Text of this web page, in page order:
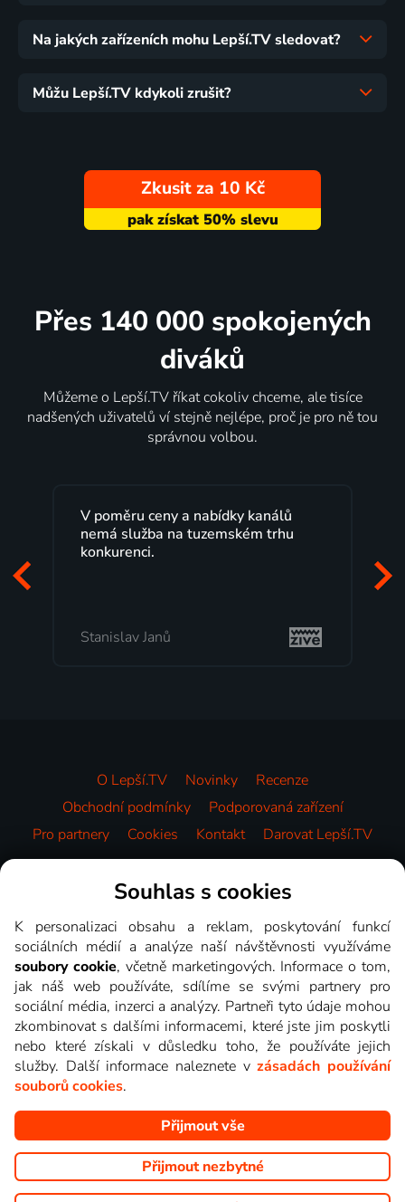
Na jakých zařízeních mohu Lepší.TV sledovat?
Můžu Lepší.TV kdykoli zrušit?
Zkusit za 10 Kč
Přes 140 000 spokojených
diváků
Můžeme o Lepší.TV říkat cokoliv chceme, ale tisíce
nadšených uživatelů ví stejně nejlépe, proč je pro ně tou
správnou volbou.
Lepší.TV sleduji už několik let s
maximální spokojeností. Velký výběr
programů a nemuset běžet k TV na
začátek programu, to je přesně to, co
Milada Tomešová
O Lepší.TV Novinky
Recenze
Obchodní podmínky
Podporovaná zařízení
Pro partnery
Cookies Kontakt Darovat Lepší.TV
Videotéka
Copyright © goNET s.r.o. Na tomto webu jsou zobrazovány
obrázky z pořadů TV stanic, které můžete sledovat v Lepší.TV.
Souhlas s cookies
K personalizaci obsahu a reklam, poskytování funkcí
sociálních médií a analýze naší návštěvnosti využíváme
soubory cookie, včetně marketingových. Informace o tom,
jak náš web používáte, sdílíme se svými partnery pro
sociální média, inzerci a analýzy. Partneři tyto údaje mohou
zkombinovat s dalšími informacemi, které jste jim poskytli
nebo které získali v důsledku toho, že používáte jejich
služby. Další informace naleznete vzásadách používání
souborů cookies.
Přijmout vše
Přijmout nezbytné